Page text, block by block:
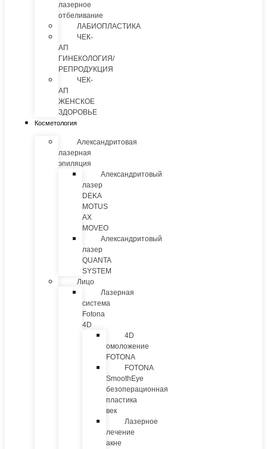
лазерное
отбеливание
ЛАБИОПЛАСТИКА
ЧЕК-
АП
ГИНЕКОЛОГИЯ/
РЕПРОДУКЦИЯ
ЧЕК-
АП
ЖЕНСКОЕ
ЗДОРОВЬЕ
Косметология
Александритовая
лазерная
эпиляция
Александритовый
лазер
DEKA
MOTUS
AX
MOVEO
Александритовый
лазер
QUANTA
SYSTEM
Лицо
Лазерная
система
Fotona
4D
4D
омоложение
FOTONA
FOTONA
SmoothEye
безоперационная
пластика
век
Лазерное
лечение
акне